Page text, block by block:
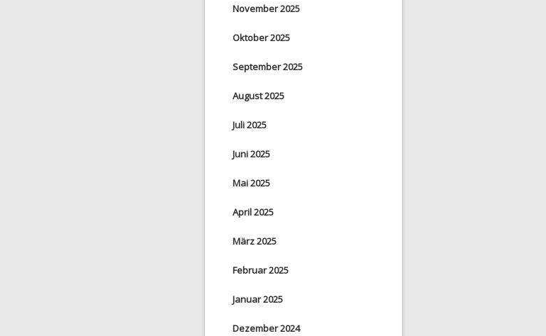
November 2025
Oktober 2025
September 2025
August 2025
Juli 2025
Juni 2025
Mai 2025
April 2025
März 2025
Februar 2025
Januar 2025
Dezember 2024